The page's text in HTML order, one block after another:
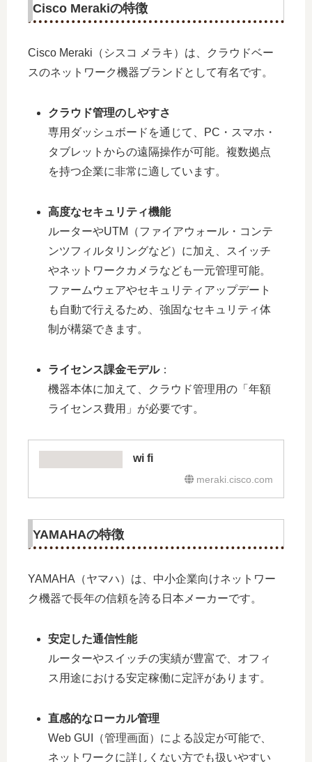
Cisco Merakiの特徴
Cisco Meraki（シスコ メラキ）は、クラウドベー
スのネットワーク機器ブランドとして有名です。
クラウド管理のしやすさ
専用ダッシュボードを通じて、PC・スマホ・
タブレットからの遠隔操作が可能。複数拠点
を持つ企業に非常に適しています。
高度なセキュリティ機能
ルーターやUTM（ファイアウォール・コンテ
ンツフィルタリングなど）に加え、スイッチ
やネットワークカメラなども一元管理可能。
ファームウェアやセキュリティアップデート
も自動で行えるため、強固なセキュリティ体
制が構築できます。
ライセンス課金モデル：
機器本体に加えて、クラウド管理用の「年額
ライセンス費用」が必要です。
wi fi
meraki.cisco.com
YAMAHAの特徴
YAMAHA（ヤマハ）は、中小企業向けネットワー
ク機器で長年の信頼を誇る日本メーカーです。
安定した通信性能
ルーターやスイッチの実績が豊富で、オフィ
ス用途における安定稼働に定評があります。
直感的なローカル管理
Web GUI（管理画面）による設定が可能で、
ネットワークに詳しくない方でも扱いやすい